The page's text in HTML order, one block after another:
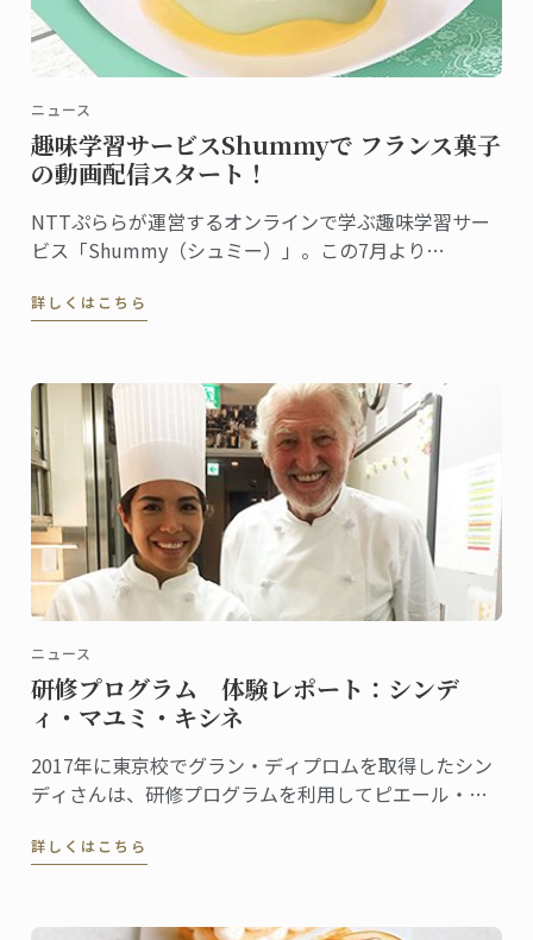
ニュース
趣味学習サービスShummyで フランス菓子
の動画配信スタート！
NTTぷららが運営するオンラインで学ぶ趣味学習サー
ビス「Shummy（シュミー）」。この7月より
シェフ講師が教える『Pomme d’amour（ポム・ダム
詳しくはこちら
ニュース
研修プログラム 体験レポート：シンデ
ィ・マユミ・キシネ
2017年に東京校でグラン・ディプロムを取得したシン
ディさんは、研修プログラムを利用してピエール・ガ
で現場研修を行いました。シンディさんにプログラム
詳しくはこちら